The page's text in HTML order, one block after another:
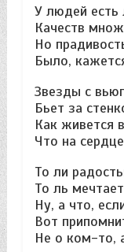
У людей есть
Качеств
Но
Было,
Звезды с
Бьет за
Как живется
Что на
То ли
То ль
Ну, а что,
Вот
Не о ком-то,